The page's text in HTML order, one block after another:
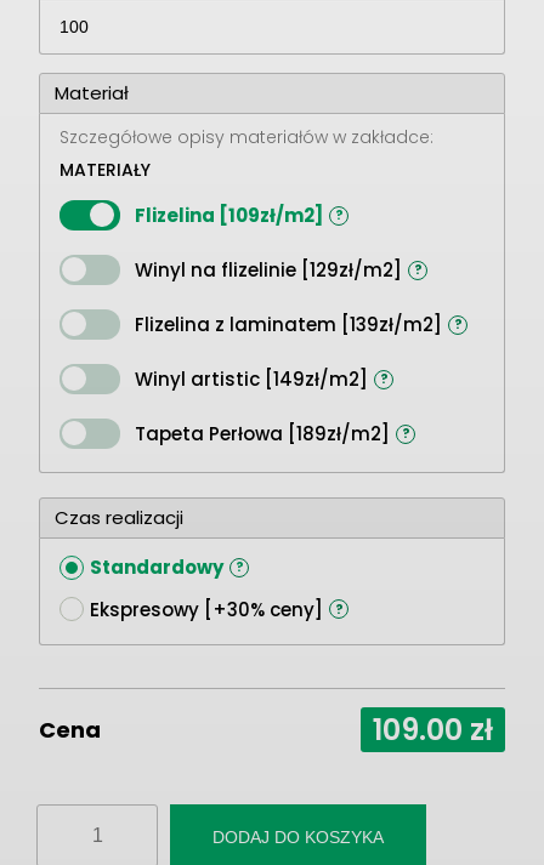
Materiał
Szczegółowe opisy materiałów w zakładce:
MATERIAŁY
Flizelina [109zł/m2] ?
Winyl na flizelinie [129zł/m2] ?
Flizelina z laminatem [139zł/m2] ?
Winyl artistic [149zł/m2] ?
Tapeta Perłowa [189zł/m2] ?
Czas realizacji
Standardowy ?
Ekspresowy [+30% ceny] ?
Cena 109.00 zł
DODAJ DO KOSZYKA